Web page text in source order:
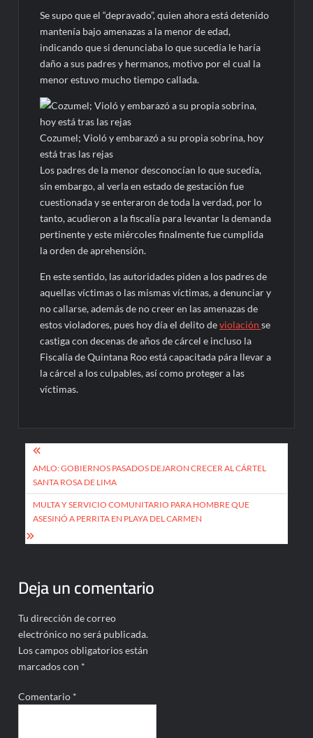
Se supo que el “depravado”, quien ahora está detenido
mantenía bajo amenazas a la menor de edad,
indicando que si denunciaba lo que sucedía le haría
daño a sus padres y hermanos, motivo por el cual la
menor estuvo mucho tiempo callada.
Cozumel; Violó y embarazó a su propia sobrina, hoy
está tras las rejas
Los padres de la menor desconocían lo que sucedía,
sin embargo, al verla en estado de gestación fue
cuestionada y se enteraron de toda la verdad, por lo
tanto, acudieron a la fiscalía para levantar la demanda
pertinente y este miércoles finalmente fue cumplida
la orden de aprehensión.
En este sentido, las autoridades piden a los padres de
aquellas víctimas o las mismas víctimas, a denunciar y
no callarse, además de no creer en las amenazas de
estos violadores, pues hoy día el delito deviolaciónse
castiga con decenas de años de cárcel e incluso la
Fiscalía de Quintana Roo está capacitada pára llevar a
la cárcel a los culpables, así como proteger a las
víctimas.
Navegación
de
entradas
AMLO: GOBIERNOS PASADOS DEJARON CRECER AL CÁRTEL
SANTA ROSA DE LIMA
MULTA Y SERVICIO COMUNITARIO PARA HOMBRE QUE
ASESINÓ A PERRITA EN PLAYA DEL CARMEN
Deja un comentario
Tu dirección de correo
electrónico no será publicada.
Los campos obligatorios están
marcados con *
Comentario *